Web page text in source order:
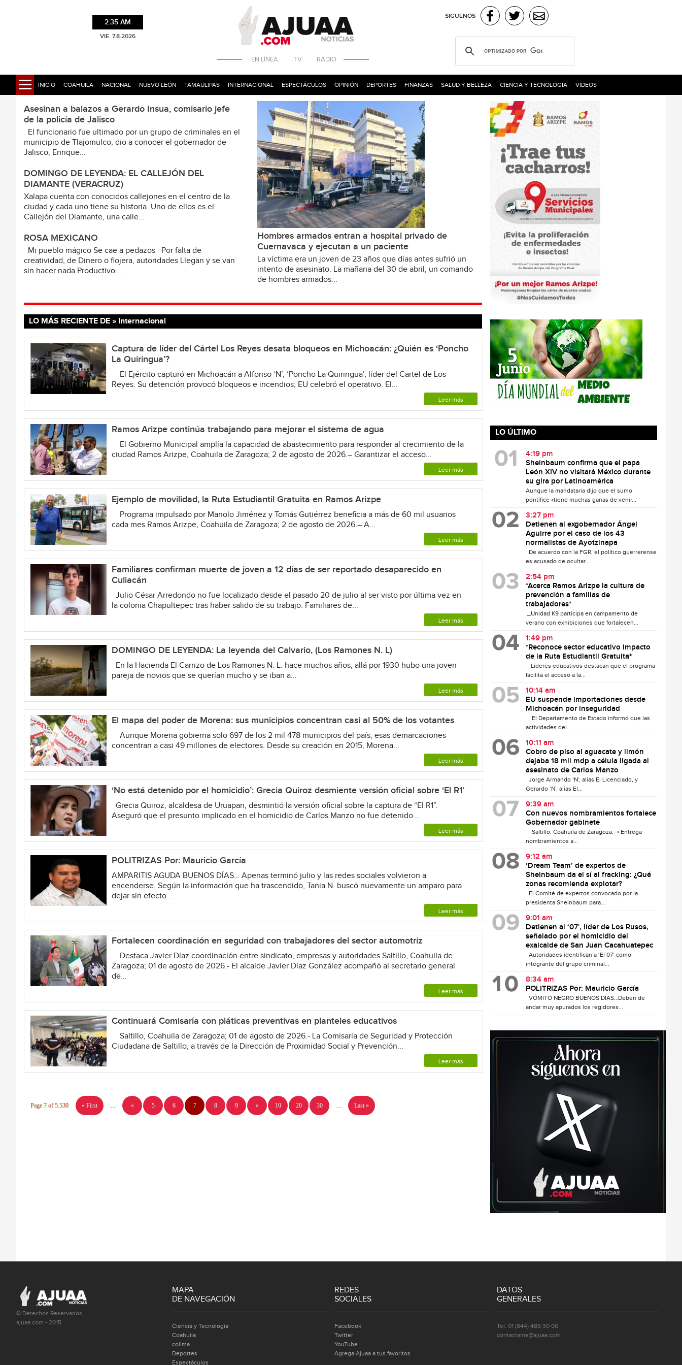
2:35 AM
VIE. 7.8.2026
·EN LÍNEA. ·T.V. ·RADIO
SIGUENOS
INICIO COAHUILA NACIONAL NUEVO LEÓN TAMAULIPAS INTERNACIONAL ESPECTÁCULOS OPINIÓN DEPORTES FINANZAS SALUD Y BELLEZA CIENCIA Y TECNOLOGÍA VIDEOS
Hombres armados entran a hospital privado de
Cuernavaca y ejecutan a un paciente
La víctima era un joven de 23 años que días antes sufrió un
intento de asesinato. La mañana del 30 de abril, un comando
de hombres armados...
Asesinan a balazos a Gerardo Insua, comisario jefe
de la policía de Jalisco
El funcionario fue ultimado por un grupo de criminales en el
municipio de Tlajomulco, dio a conocer el gobernador de
Jalisco, Enrique...
DOMINGO DE LEYENDA: EL CALLEJÓN DEL
DIAMANTE (VERACRUZ)
Xalapa cuenta con conocidos callejones en el centro de la
ciudad y cada uno tiene su historia. Uno de ellos es el
Callejón del Diamante, una calle...
ROSA MEXICANO
Mi pueblo mágico Se cae a pedazos Por falta de
creatividad, de Dinero o flojera, autoridades Llegan y se van
sin hacer nada Productivo...
LO MÁS RECIENTE DE » Internacional
Captura de líder del Cártel Los Reyes desata bloqueos en Michoacán: ¿Quién es ‘Poncho
La Quiringua’?
El Ejército capturó en Michoacán a Alfonso ‘N’, ‘Poncho La Quiringua’, líder del Cartel de Los
Reyes. Su detención provocó bloqueos e incendios; EU celebró el operativo. El...
Leer más
Ramos Arizpe continúa trabajando para mejorar el sistema de agua
El Gobierno Municipal amplía la capacidad de abastecimiento para responder al crecimiento de la
ciudad Ramos Arizpe, Coahuila de Zaragoza; 2 de agosto de 2026.– Garantizar el acceso...
Leer más
Ejemplo de movilidad, la Ruta Estudiantil Gratuita en Ramos Arizpe
Programa impulsado por Manolo Jiménez y Tomás Gutiérrez beneficia a más de 60 mil usuarios
cada mes Ramos Arizpe, Coahuila de Zaragoza; 2 de agosto de 2026.– A...
Leer más
Familiares confirman muerte de joven a 12 días de ser reportado desaparecido en
Culiacán
Julio César Arredondo no fue localizado desde el pasado 20 de julio al ser visto por última vez en
la colonia Chapultepec tras haber salido de su trabajo. Familiares de...
Leer más
DOMINGO DE LEYENDA: La leyenda del Calvario, (Los Ramones N. L)
En la Hacienda El Carrizo de Los Ramones N. L. hace muchos años, allá por 1930 hubo una joven
pareja de novios que se querían mucho y se iban a...
Leer más
El mapa del poder de Morena: sus municipios concentran casi al 50% de los votantes
Aunque Morena gobierna solo 697 de los 2 mil 478 municipios del país, esas demarcaciones
concentran a casi 49 millones de electores. Desde su creación en 2015, Morena...
Leer más
‘No está detenido por el homicidio’: Grecia Quiroz desmiente versión oficial sobre ‘El R1′
Grecia Quiroz, alcaldesa de Uruapan, desmintió la versión oficial sobre la captura de “El R1”.
Aseguró que el presunto implicado en el homicidio de Carlos Manzo no fue detenido...
Leer más
POLITRIZAS Por: Mauricio García
AMPARITIS AGUDA BUENOS DÍAS… Apenas terminó julio y las redes sociales volvieron a
encenderse. Según la información que ha trascendido, Tania N. buscó nuevamente un amparo para
dejar sin efecto...
Leer más
Fortalecen coordinación en seguridad con trabajadores del sector automotriz
Destaca Javier Díaz coordinación entre sindicato, empresas y autoridades Saltillo, Coahuila de
Zaragoza; 01 de agosto de 2026.- El alcalde Javier Díaz González acompañó al secretario general
de...
Leer más
Continuará Comisaría con pláticas preventivas en planteles educativos
Saltillo, Coahuila de Zaragoza; 01 de agosto de 2026.- La Comisaría de Seguridad y Protección
Ciudadana de Saltillo, a través de la Dirección de Proximidad Social y Prevención...
Leer más
Page 7 of 5.530 « First ... « 5 6 7 8 9 » 10 20 30 ... Last »
LO ÚLTIMO
4:19 pm
Sheinbaum confirma que el papa
León XIV no visitará México durante
su gira por Latinoamérica
Aunque la mandataria dijo que el sumo
pontífice «tiene muchas ganas de venir...
3:27 pm
Detienen al exgobernador Ángel
Aguirre por el caso de los 43
normalistas de Ayotzinapa
De acuerdo con la FGR, el político guerrerense
es acusado de ocultar...
2:54 pm
*Acerca Ramos Arizpe la cultura de
prevención a familias de
trabajadores*
_Unidad K9 participa en campamento de
verano con exhibiciones que fortalecen...
1:49 pm
*Reconoce sector educativo impacto
de la Ruta Estudiantil Gratuita*
_Líderes educativos destacan que el programa
facilita el acceso a la...
10:14 am
EU suspende importaciones desde
Michoacán por inseguridad
El Departamento de Estado informó que las
actividades del...
10:11 am
Cobro de piso al aguacate y limón
dejaba 18 mil mdp a célula ligada al
asesinato de Carlos Manzo
Jorge Armando ‘N’, alias El Licenciado, y
Gerardo ‘N’, alias El...
9:39 am
Con nuevos nombramientos fortalece
Gobernador gabinete
Saltillo, Coahuila de Zaragoza.- • Entrega
nombramientos a...
9:12 am
‘Dream Team’ de expertos de
Sheinbaum da el sí al fracking: ¿Qué
zonas recomienda explotar?
El Comité de expertos convocado por la
presidenta Sheinbaum para...
9:01 am
Detienen al ‘07′, líder de Los Rusos,
señalado por el homicidio del
exalcalde de San Juan Cacahuatepec
Autoridades identifican a ‘El 07’ como
integrante del grupo criminal...
8:34 am
POLITRIZAS Por: Mauricio García
VÓMITO NEGRO BUENOS DÍAS…Deben de
andar muy apurados los regidores...
© Derechos Reservados
ajuaa.com - 2015
MAPA
DE NAVEGACIÓN
Ciencia y Tecnología
Coahuila
colima
Deportes
Espectáculos
REDES
SOCIALES
Facebook
Twitter
YouTube
Agrega Ajuaa a tus favoritos
DATOS
GENERALES
Tel: 01 (844) 485 30 00
contactame@ajuaa.com